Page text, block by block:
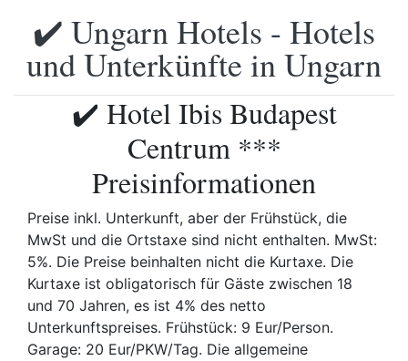
✔️ Ungarn Hotels - Hotels
und Unterkünfte in Ungarn
✔️ Hotel Ibis Budapest
Centrum ***
Preisinformationen
Preise inkl. Unterkunft, aber der Frühstück, die
MwSt und die Ortstaxe sind nicht enthalten. MwSt:
5%. Die Preise beinhalten nicht die Kurtaxe. Die
Kurtaxe ist obligatorisch für Gäste zwischen 18
und 70 Jahren, es ist 4% des netto
Unterkunftspreises. Frühstück: 9 Eur/Person.
Garage: 20 Eur/PKW/Tag. Die allgemeine